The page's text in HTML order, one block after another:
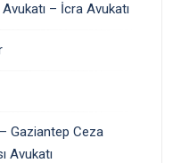
– İcra Avukatı
Gaziantep Ceza
Avukatı